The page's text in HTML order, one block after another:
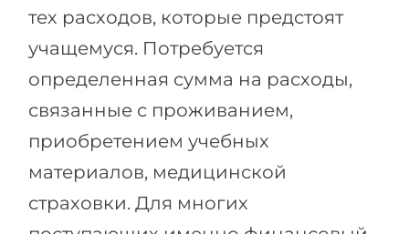
тех расходов, которые предстоят
учащемуся. Потребуется
определенная сумма на расходы,
связанные с проживанием,
приобретением учебных
материалов, медицинской
страховки. Для многих